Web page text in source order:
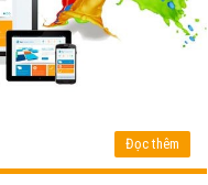
Đọc thêm